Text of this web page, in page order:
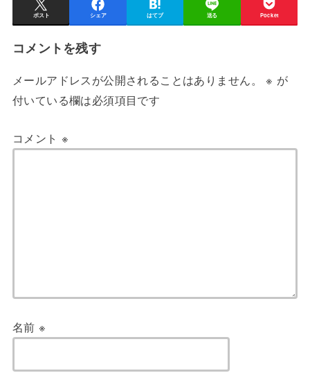
ポスト シェア はてブ 送る Pocket
コメントを残す
メールアドレスが公開されることはありません。 ※ が
付いている欄は必須項目です
コメント ※
名前※